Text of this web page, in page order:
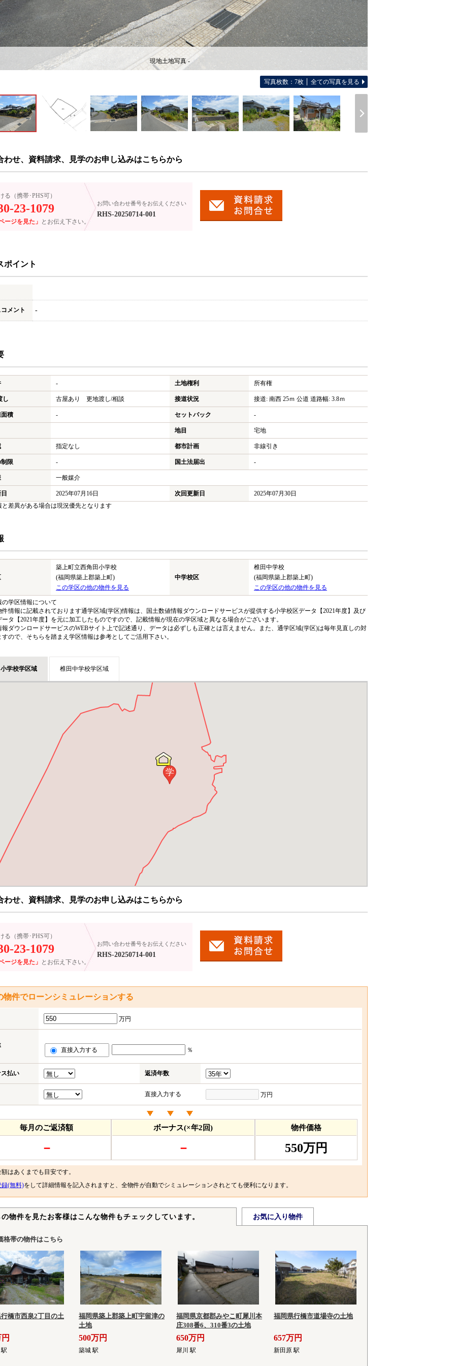
現地土地写真 -
写真枚数：7枚 全ての写真を見る
わせ、資料請求、見学のお申し込みはこちらから
る（携帯･PHS可）
23-1079
ージを見た」 とお伝え下さい。
お問い合わせ番号をお伝えください
RHS-20250714-001
ポイント
メント -
- 土地権利 所有権
し 古屋あり 更地渡し/相談 接道状況 接道: 南西 25ｍ 公道 道路幅: 3.8ｍ
積 - セットバック -
地目 宅地
指定なし 都市計画 非線引き
限 - 国土法届出 -
一般媒介
2025年07月16日 次回更新日
2025年07月30日
差異がある場合は現況優先となります
築上町立西角田小学校
(福岡県築上郡築上町)
この学区の他の物件を見る
中学校区
椎田中学校
(福岡県築上郡築上町)
この学区の他の物件を見る
学区情報について
件情報に記載されております通学区域(学区)情報は、国土数値情報ダウンロードサービスが提供する小学校区データ【2021年度】及び
タ【2021年度】を元に加工したものですので、記載情報が現在の学区域と異なる場合がございます。
報ダウンロードサービスのWEBサイト上で記述通り、データは必ずしも正確とは言えません。また、通学区域(学区)は毎年見直しの対
ので、そちらを踏まえ学区情報は参考としてご活用下さい。
学校学区域 椎田中学校学区域
学
わせ、資料請求、見学のお申し込みはこちらから
る（携帯･PHS可）
23-1079
ージを見た」 とお伝え下さい。
お問い合わせ番号をお伝えください
RHS-20250714-001
物件でローンシミュレーションする
万円
直接入力する ％
払い 返済年数
直接入力する 万円
毎月のご返済額
－
ボーナス(×年2回)
－
物件価格
550万円
はあくまでも目安です。
録(無料)をして詳細情報を記入されますと、全物件が自動でシミュレーションされとても便利になります。
物件を見たお客様はこんな物件もチェックしています。 お気に入り物件
格帯の物件はこちら
橋市西泉2丁目の土
福岡県築上郡築上町宇留津の
土地
500万円
築城 駅
福岡県京都郡みやこ町犀川本
庄308番6、310番3の土地
650万円
犀川 駅
福岡県行橋市道場寺の土地
657万円
新田原 駅